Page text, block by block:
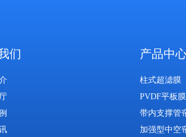
们 产品中
柱式超滤膜
PVDF平板膜
带内支撑管
加强型中空